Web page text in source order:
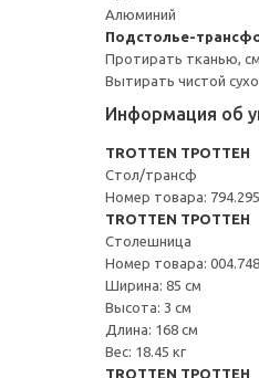
Алюминий
Подстолье-
Протирать тканью,
Вытирать чистой
Информация об
TROTTEN ТРОТТЕН
Стол/трансф
Номер товара:
TROTTEN ТРОТТЕН
Столешница
Номер товара:
Ширина: 85 см
Высота: 3 см
Длина: 168 см
Вес: 18.45 кг
TROTTEN ТРОТТЕН